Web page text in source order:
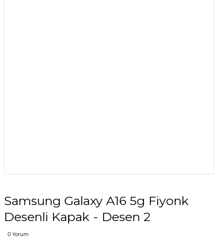
Samsung Galaxy A16 5g Fiyonk
Desenli Kapak - Desen 2
0 Yorum